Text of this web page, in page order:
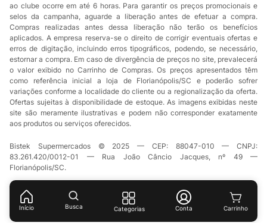
Início Busca Categorias Conta
ao clube ocorre em até 6 horas. Para garantir os preços promocionais e
selos da campanha, aguarde a liberação antes de efetuar a compra.
Compras realizadas antes dessa liberação não terão os benefícios
aplicados. A empresa reserva-se o direito de corrigir eventuais ofertas e
erros de digitação, incluindo erros tipográficos, podendo, se necessário,
estornar a compra. Em caso de divergência de preços no site, prevalecerá
o valor exibido no Carrinho de Compras. Os preços apresentados têm
como referência inicial a loja de Florianópolis/SC e poderão sofrer
variações conforme a localidade do cliente ou a regionalização da oferta.
Ofertas sujeitas à disponibilidade de estoque. As imagens exibidas neste
site são meramente ilustrativas e podem não corresponder exatamente
aos produtos ou serviços oferecidos.
Bistek Supermercados © 2025 — CEP: 88047-010 — CNPJ:
83.261.420/0012-01 — Rua João Câncio Jacques, nº 49 —
Florianópolis/SC.